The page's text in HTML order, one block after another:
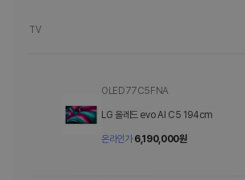
TV
OLED77C5FNA
LG 올레드 evo AI C5 194cm
온라인가 6,190,000원